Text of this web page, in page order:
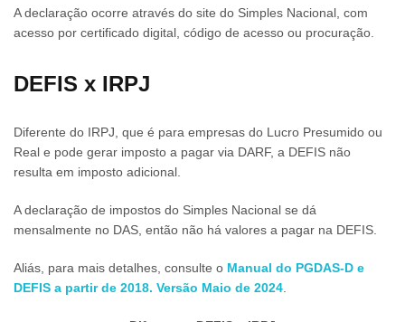
A declaração ocorre através do site do Simples Nacional, com
acesso por certificado digital, código de acesso ou procuração.
DEFIS x IRPJ
Diferente do IRPJ, que é para empresas do Lucro Presumido ou
Real e pode gerar imposto a pagar via DARF, a DEFIS não
resulta em imposto adicional.
A declaração de impostos do Simples Nacional se dá
mensalmente no DAS, então não há valores a pagar na DEFIS.
Aliás, para mais detalhes, consulte o Manual do PGDAS-D e
DEFIS a partir de 2018. Versão Maio de 2024.